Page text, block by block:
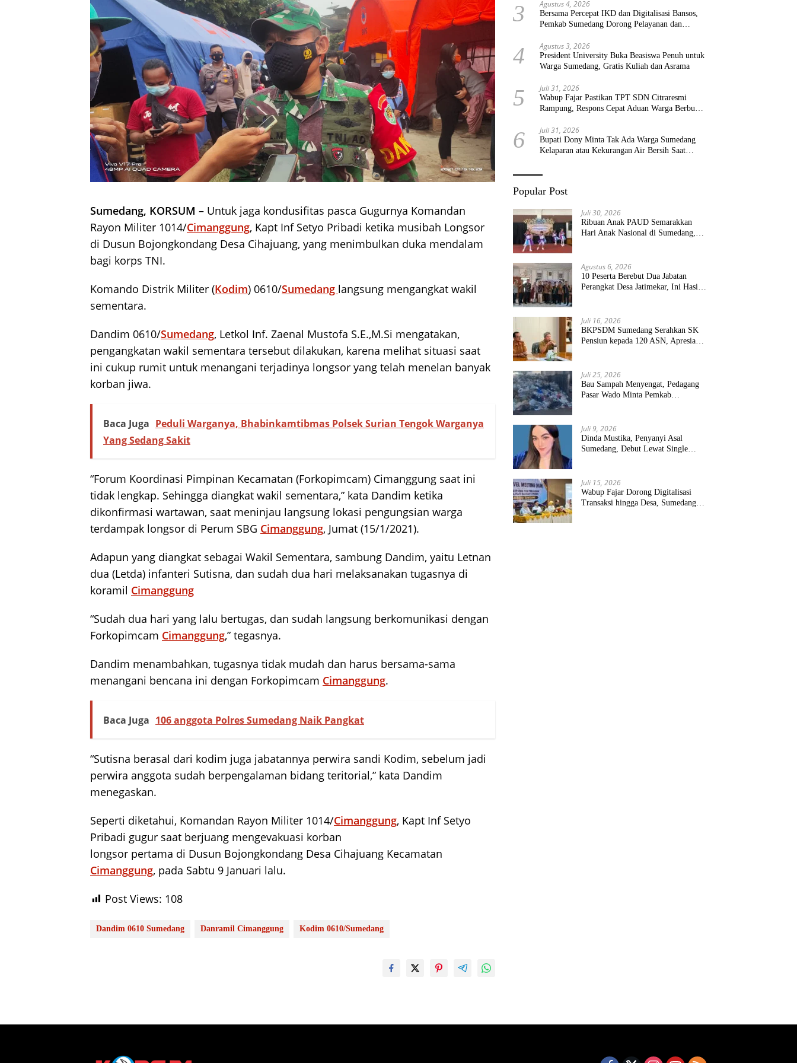
Sumedang, KORSUM – Untuk jaga kondusifitas pasca Gugurnya Komandan
Rayon Militer 1014/Cimanggung, Kapt Inf Setyo Pribadi ketika musibah Longsor
di Dusun Bojongkondang Desa Cihajuang, yang menimbulkan duka mendalam
bagi korps TNI.
Komando Distrik Militer (Kodim) 0610/Sumedang langsung mengangkat wakil
sementara.
Dandim 0610/Sumedang, Letkol Inf. Zaenal Mustofa S.E.,M.Si mengatakan,
pengangkatan wakil sementara tersebut dilakukan, karena melihat situasi saat
ini cukup rumit untuk menangani terjadinya longsor yang telah menelan banyak
korban jiwa.
Baca Juga Peduli Warganya, Bhabinkamtibmas Polsek Surian Tengok Warganya
Yang Sedang Sakit
“Forum Koordinasi Pimpinan Kecamatan (Forkopimcam) Cimanggung saat ini
tidak lengkap. Sehingga diangkat wakil sementara,” kata Dandim ketika
dikonfirmasi wartawan, saat meninjau langsung lokasi pengungsian warga
terdampak longsor di Perum SBG Cimanggung, Jumat (15/1/2021).
Adapun yang diangkat sebagai Wakil Sementara, sambung Dandim, yaitu Letnan
dua (Letda) infanteri Sutisna, dan sudah dua hari melaksanakan tugasnya di
koramil Cimanggung
“Sudah dua hari yang lalu bertugas, dan sudah langsung berkomunikasi dengan
Forkopimcam Cimanggung,” tegasnya.
Dandim menambahkan, tugasnya tidak mudah dan harus bersama-sama
menangani bencana ini dengan Forkopimcam Cimanggung.
Baca Juga 106 anggota Polres Sumedang Naik Pangkat
“Sutisna berasal dari kodim juga jabatannya perwira sandi Kodim, sebelum jadi
perwira anggota sudah berpengalaman bidang teritorial,” kata Dandim
menegaskan.
Seperti diketahui, Komandan Rayon Militer 1014/Cimanggung, Kapt Inf Setyo
Pribadi gugur saat berjuang mengevakuasi korban
longsor pertama di Dusun Bojongkondang Desa Cihajuang Kecamatan
Cimanggung, pada Sabtu 9 Januari lalu.
Post Views: 108
Dandim 0610 Sumedang Danramil Cimanggung Kodim 0610/Sumedang
3 Agustus 4, 2026
Bersama Percepat IKD dan Digitalisasi Bansos,
Pemkab Sumedang Dorong Pelayanan dan
4 Agustus 3, 2026
President University Buka Beasiswa Penuh untuk
Warga Sumedang, Gratis Kuliah dan Asrama
5 Juli 31, 2026
Wabup Fajar Pastikan TPT SDN Citraresmi
Rampung, Respons Cepat Aduan Warga Berbuah
6 Juli 31, 2026
Bupati Dony Minta Tak Ada Warga Sumedang
Kelaparan atau Kekurangan Air Bersih Saat
Popular Post
Juli 30, 2026
Ribuan Anak PAUD Semarakkan
Hari Anak Nasional di Sumedang,
Agustus 6, 2026
10 Peserta Berebut Dua Jabatan
Perangkat Desa Jatimekar, Ini Hasil
Juli 16, 2026
BKPSDM Sumedang Serahkan SK
Pensiun kepada 120 ASN, Apresiasi
Juli 25, 2026
Bau Sampah Menyengat, Pedagang
Pasar Wado Minta Pemkab
Juli 9, 2026
Dinda Mustika, Penyanyi Asal
Sumedang, Debut Lewat Single
Juli 15, 2026
Wabup Fajar Dorong Digitalisasi
Transaksi hingga Desa, Sumedang